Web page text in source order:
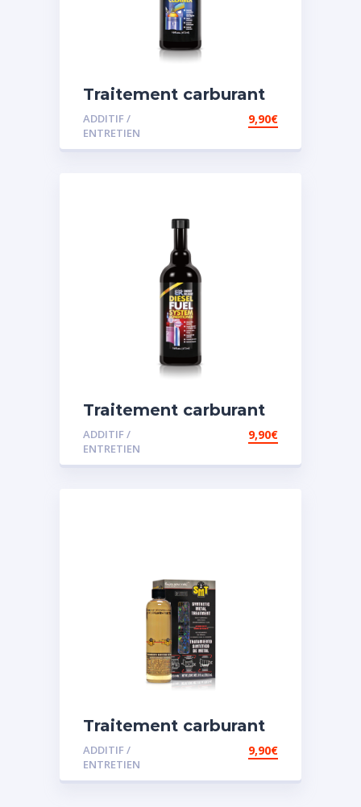
Traitement carburant
diesel et essence
ADDITIF /
ENTRETIEN
9,90€
Traitement carburant
spécial diesel
ADDITIF /
ENTRETIEN
9,90€
Traitement carburant
spécial essence
ADDITIF /
ENTRETIEN
9,90€